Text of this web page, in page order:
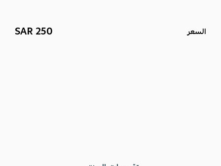
السعر 250 SAR